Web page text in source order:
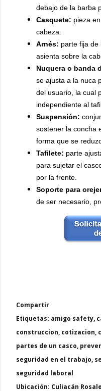
debajo de la barba
Casquete: pieza
cabeza.
Arnés: parte fija de
asienta sobre la
Nuquera o banda
se ajusta a la nuca
del usuario, la cual
independiente al
Suspensión:
sostener la concha
forma que se
Tafilete: parte
para sujetar el
por la frente.
Soporte para
de ser necesario,
Compartir
Etiquetas: amigo safety
construccion cotizacion
partes de un casco
seguridad en el trabajo
seguridad laboral
Ubicación: Culiacán